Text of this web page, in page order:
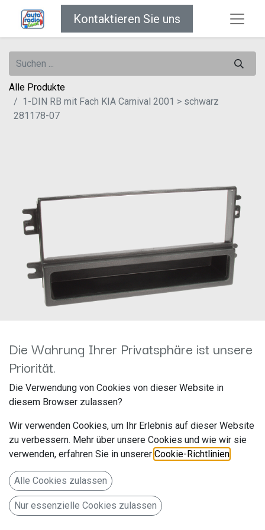
Kontaktieren Sie uns
Alle Produkte
1-DIN RB mit Fach KIA Carnival 2001 > schwarz
281178-07
1-DIN RB mit Fach KIA
Carnival 2001 > schwarz
281178-07
Artikelnummer: 281178-07
acv GmbH
Straßburger Allee 10-12
Die Wahrung Ihrer Privatsphäre ist unsere
Priorität.
Die Verwendung von Cookies von dieser Website in
diesem Browser zulassen?
Wir verwenden Cookies, um Ihr Erlebnis auf dieser Website
zu verbessern. Mehr über unsere Cookies und wie wir sie
verwenden, erfahren Sie in unserer Cookie-Richtlinien
Alle Cookies zulassen
Nur essenzielle Cookies zulassen